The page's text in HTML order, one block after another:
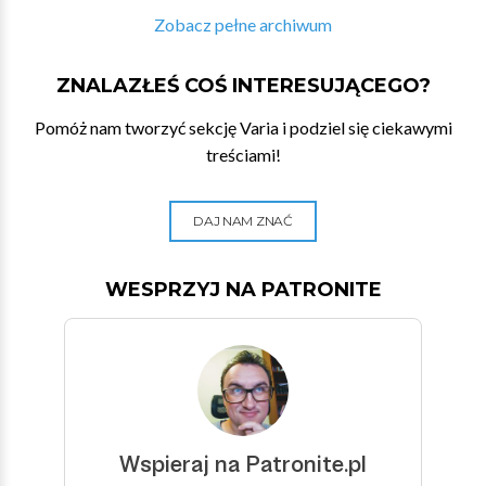
Zobacz pełne archiwum
ZNALAZŁEŚ COŚ INTERESUJĄCEGO?
Pomóż nam tworzyć sekcję Varia i podziel się ciekawymi
treściami!
DAJ NAM ZNAĆ
WESPRZYJ NA PATRONITE